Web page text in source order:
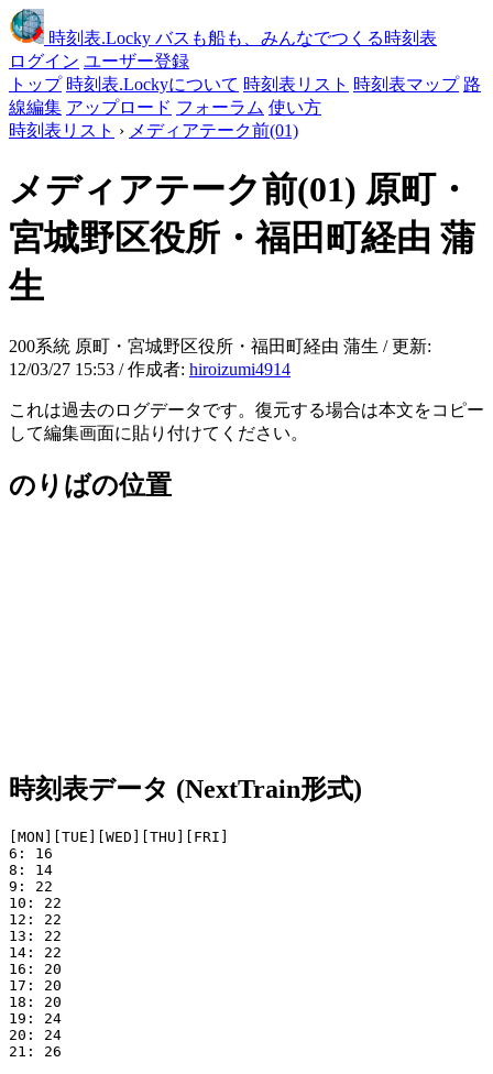
時刻表.Locky バスも船も、みんなでつくる時刻表
ログイン ユーザー登録
トップ 時刻表.Lockyについて 時刻表リスト 時刻表マップ 路
線編集 アップロード フォーラム 使い方
時刻表リスト › メディアテーク前(01)
メディアテーク前(01) 原町・
宮城野区役所・福田町経由 蒲
生
200系統 原町・宮城野区役所・福田町経由 蒲生 / 更新:
12/03/27 15:53 / 作成者: hiroizumi4914
これは過去のログデータです。復元する場合は本文をコピー
して編集画面に貼り付けてください。
のりばの位置
時刻表データ (NextTrain形式)
[MON][TUE][WED][THU][FRI]
6: 16
8: 14
9: 22
10: 22
12: 22
13: 22
14: 22
16: 20
17: 20
18: 20
19: 24
20: 24
21: 26